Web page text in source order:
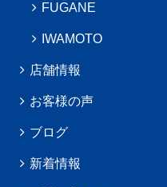
FUGANE
IWAMOTO
店舗情報
お客様の声
ブログ
新着情報